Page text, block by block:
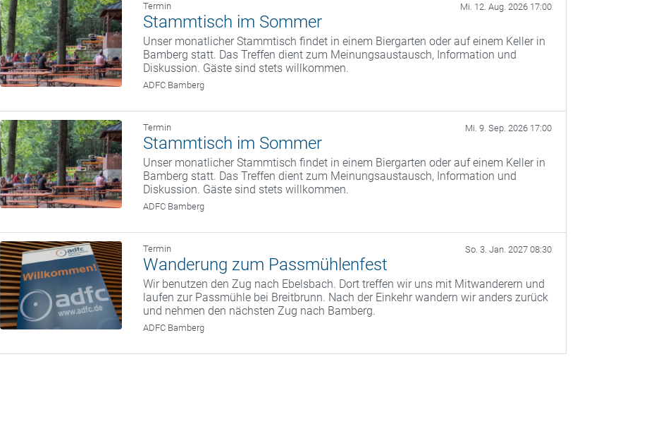
Termin Mi. 12. Aug. 2026 17:00
Stammtisch im Sommer
Unser monatlicher Stammtisch findet in einem Biergarten oder auf einem Keller in
Bamberg statt. Das Treffen dient zum Meinungsaustausch, Information und
Diskussion. Gäste sind stets willkommen.
ADFC Bamberg
Termin Mi. 9. Sep. 2026 17:00
Stammtisch im Sommer
Unser monatlicher Stammtisch findet in einem Biergarten oder auf einem Keller in
Bamberg statt. Das Treffen dient zum Meinungsaustausch, Information und
Diskussion. Gäste sind stets willkommen.
ADFC Bamberg
Termin So. 3. Jan. 2027 08:30
Wanderung zum Passmühlenfest
Wir benutzen den Zug nach Ebelsbach. Dort treffen wir uns mit Mitwanderern und
laufen zur Passmühle bei Breitbrunn. Nach der Einkehr wandern wir anders zurück
und nehmen den nächsten Zug nach Bamberg.
ADFC Bamberg